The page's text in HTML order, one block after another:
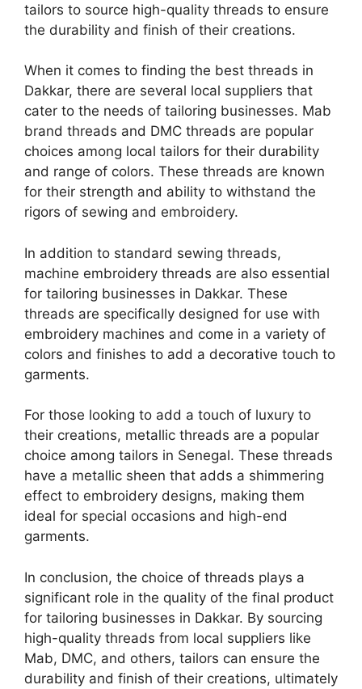
tailors to source high-quality threads to ensure
the durability and finish of their creations.
When it comes to finding the best threads in
Dakkar, there are several local suppliers that
cater to the needs of tailoring businesses. Mab
brand threads and DMC threads are popular
choices among local tailors for their durability
and range of colors. These threads are known
for their strength and ability to withstand the
rigors of sewing and embroidery.
In addition to standard sewing threads,
machine embroidery threads are also essential
for tailoring businesses in Dakkar. These
threads are specifically designed for use with
embroidery machines and come in a variety of
colors and finishes to add a decorative touch to
garments.
For those looking to add a touch of luxury to
their creations, metallic threads are a popular
choice among tailors in Senegal. These threads
have a metallic sheen that adds a shimmering
effect to embroidery designs, making them
ideal for special occasions and high-end
garments.
In conclusion, the choice of threads plays a
significant role in the quality of the final product
for tailoring businesses in Dakkar. By sourcing
high-quality threads from local suppliers like
Mab, DMC, and others, tailors can ensure the
durability and finish of their creations, ultimately